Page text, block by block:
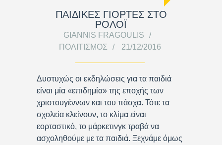
ΠΑΙΔΙΚΕΣ ΓΙΟΡΤΕΣ ΣΤΟ
ΡΟΛΟΪ
GIANNIS FRAGOULIS
ΠΟΛΙΤΙΣΜΌΣ
21/12/2016
Δυστυχώς οι εκδηλώσεις για τα παιδιά
είναι μία «επιδημία» της εποχής των
χριστουγέννων και του πάσχα. Τότε τα
σχολεία κλείνουν, το κλίμα είναι
εορταστικό, το μάρκετινγκ τραβά να
ασχοληθούμε με τα παιδιά. Ξεχνάμε όμως